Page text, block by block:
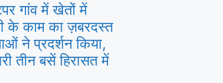
गांव में खेतों में
के काम का ज़बरदस्त
ने प्रदर्शन किया,
तीन बसें हिरासत में